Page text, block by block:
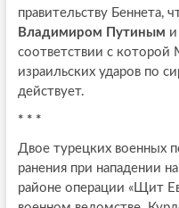
правительству Беннета,
Владимиром Путиным
соответствии с которой
израильских ударов по
действует.
* * *
Двое турецких военных
ранения при нападении
районе операции «Щит